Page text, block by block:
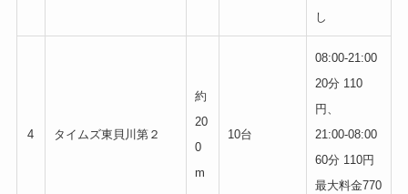
し
4 タイムズ東貝川第２
約
20
0
m
10台
08:00-21:00
20分 110
円、
21:00-08:00
60分 110円
最大料金770